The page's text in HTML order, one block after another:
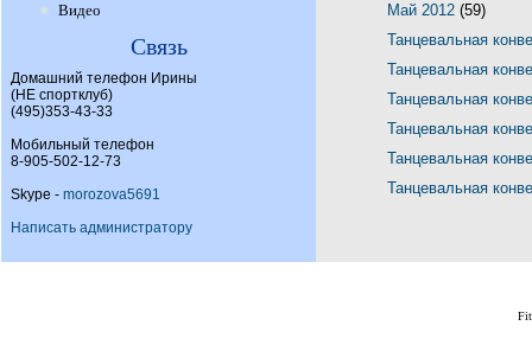
Видео
Связь
Домашний телефон Ирины
(НЕ спортклуб)
(495)353-43-33
Мобильный телефон
8-905-502-12-73
Skype - morozova5691
Написать администратору
Май 2012 (59)
Танцевальная
Танцевальная
Танцевальная
Танцевальная
Танцевальная
Танцевальная